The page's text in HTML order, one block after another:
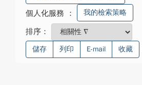
個人化服務 ： 我的檢索策略
排序：
儲存 列印 E-mail 收藏